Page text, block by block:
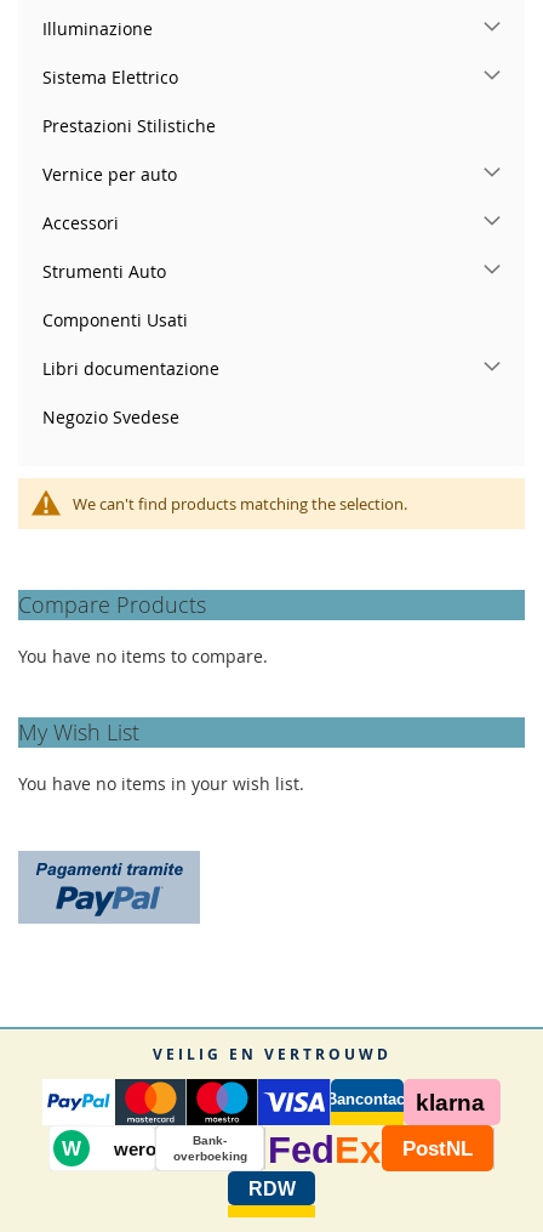
We can't find products matching the selection.
Illuminazione
Sistema Elettrico
Prestazioni Stilistiche
Vernice per auto
Accessori
Strumenti Auto
Componenti Usati
Libri documentazione
Negozio Svedese
Compare Products
You have no items to compare.
My Wish List
You have no items in your wish list.
VEILIG EN VERTROUWD
Bancontact klarna
W wero
Bank-
overboeking
Fed Ex PostNL
RDW